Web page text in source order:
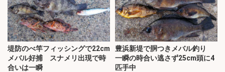
堤防のべ竿フィッシングで22cm
メバル好捕 スナメリ出現で時
合いは一瞬
豊浜新堤で胴つきメバル釣り
一瞬の時合い逃さず25cm頭に4
匹手中